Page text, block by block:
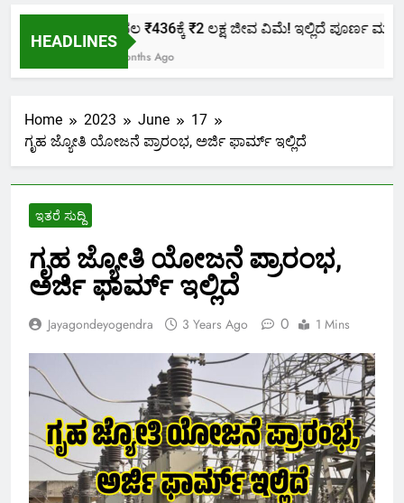
HEADLINES
ಕೇವಲ ₹436ಕ್ಕೆ ₹2 ಲಕ್ಷ ಜೀವ ವಿಮೆ! ಇಲ್ಲಿದೆ ಪೂರ್ಣ ಮಾಹಿತಿ.
2 Months Ago
Home 2023 June
17
ಗೃಹ ಜ್ಯೋತಿ ಯೋಜನೆ ಪ್ರಾರಂಭ, ಅರ್ಜಿ ಫಾರ್ಮ್ ಇಲ್ಲಿದೆ
ಇತರೆ ಸುದ್ದಿ
ಗೃಹ ಜ್ಯೋತಿ ಯೋಜನೆ ಪ್ರಾರಂಭ,
ಅರ್ಜಿ ಫಾರ್ಮ್ ಇಲ್ಲಿದೆ
Jayagondeyogendra 3 Years Ago 0 1 Mins